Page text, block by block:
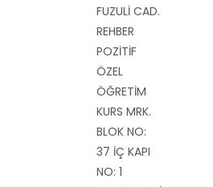
FUZULİ CAD.
REHBER
POZİTİF
ÖZEL
ÖĞRETİM
KURS MRK.
BLOK NO:
37 İÇ KAPI
NO: 1